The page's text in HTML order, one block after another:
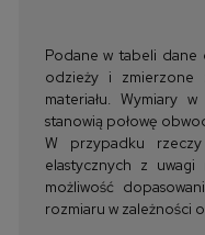
Podane w tabeli dane
odzieży i zmierzone
materiału. Wymiary
stanowią połowę
W przypadku
elastycznych z uwagi
możliwość
rozmiaru w zależności